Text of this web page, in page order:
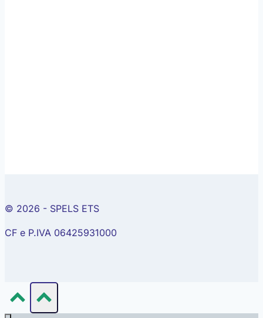
© 2026 - SPELS ETS
CF e P.IVA 06425931000